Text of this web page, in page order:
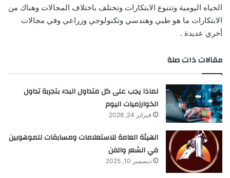
الحياه اليومية وتتنوع الابتكارات وتختلف باختلاف المجالات وهناك من
الابتكارات ما هو طبي وهندسي وتكنولوجي وزراعي وفي مجالات
أخري عديدة .
مقالات ذات صلة
لماذا يجب على كل متداول البدء بتجربة تداول
الخوارزميات اليوم
فبراير 24, 2026
الهيئة العامة للاستعلامات ومسابقات للموهوبين
في الشعر والفن
ديسمبر 10, 2025